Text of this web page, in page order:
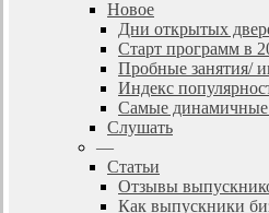
Новое
Дни открытых
Старт программ в
Пробные занятия/
Индекс
Самые динамичные
Слушать
—
Статьи
Отзывы
Как выпускники